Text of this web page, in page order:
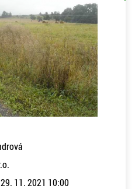
29. 11. 2021 10:00